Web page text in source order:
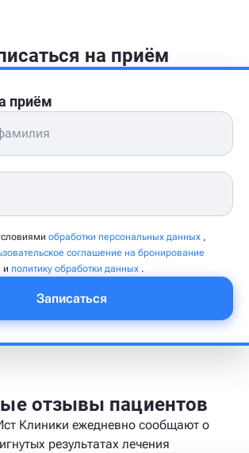
на приём
приём
обработки персональных данных ,
соглашение на бронирование
и политику обработки данных .
Записаться
отзывы пациентов
Клиники ежедневно сообщают о
результатах лечения